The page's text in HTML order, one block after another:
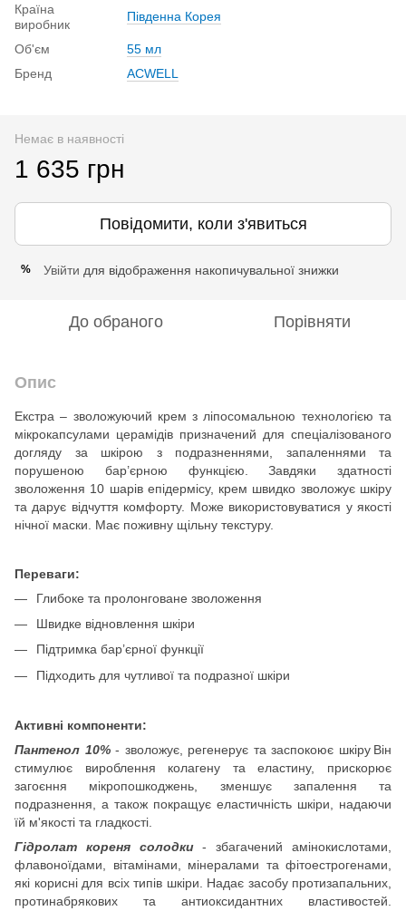
Країна
виробник
Південна Корея
Об'єм
55 мл
Бренд
ACWELL
Немає в наявності
1 635 грн
Повідомити, коли з'явиться
% Увійти для відображення накопичувальної знижки
До обраного Порівняти
Опис
Екстра – зволожуючий крем з ліпосомальною технологією та
мікрокапсулами церамідів призначений для спеціалізованого
догляду за шкірою з подразненнями, запаленнями та
порушеною бар’єрною функцією. Завдяки здатності
зволоження 10 шарів епідермісу, крем швидко зволожує шкіру
та дарує відчуття комфорту. Може використовуватися у якості
нічної маски. Має поживну щільну текстуру.
Переваги:
Глибоке та пролонговане зволоження
Швидке відновлення шкіри
Підтримка бар’єрної функції
Підходить для чутливої та подразної шкіри
Активні компоненти:
Пантенол 10%- зволожує, регенерує та заспокоює шкіру Він
стимулює вироблення колагену та еластину, прискорює
загоєння мікропошкоджень, зменшує запалення та
подразнення, а також покращує еластичність шкіри, надаючи
їй м'якості та гладкості.
Гідролат кореня солодки- збагачений амінокислотами,
флавоноїдами, вітамінами, мінералами та фітоестрогенами,
які корисні для всіх типів шкіри. Надає засобу протизапальних,
протинабрякових та антиоксидантних властивостей.